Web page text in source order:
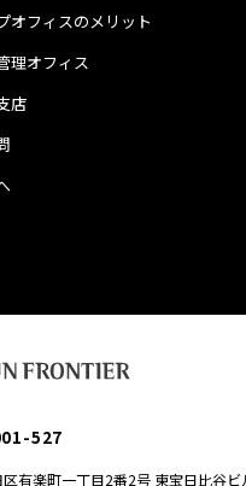
店
理オフィス
オフィスのメリット
527
有楽町一丁目2番2号 東宝日比谷ビ